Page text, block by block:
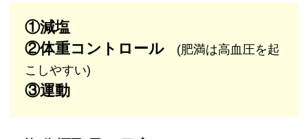
①減塩
②体重コントロール (肥満は高血圧を起
こしやすい)
③運動